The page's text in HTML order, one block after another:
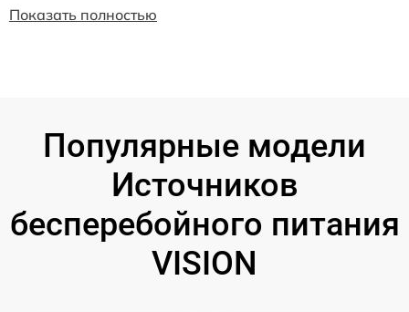
Показать полностью
Популярные модели
Источников
бесперебойного питания
VISION